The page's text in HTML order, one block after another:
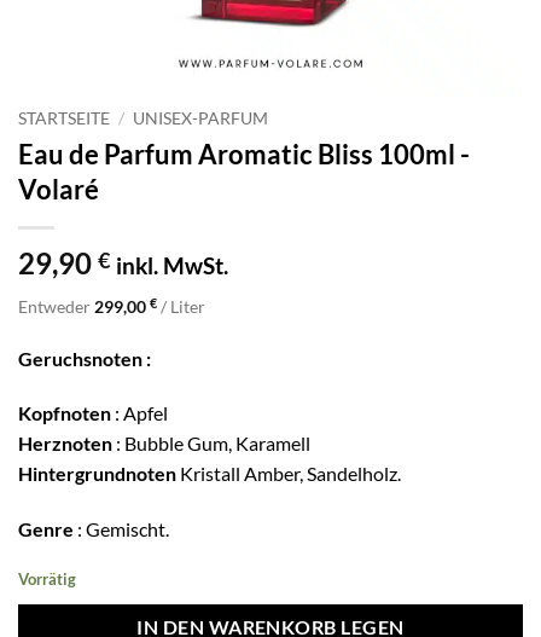
STARTSEITE / UNISEX-PARFUM
Eau de Parfum Aromatic Bliss 100ml -
Volaré
29,90 € inkl. MwSt.
Entweder 299,00 € / Liter
Geruchsnoten :
Kopfnoten : Apfel
Herznoten : Bubble Gum, Karamell
Hintergrundnoten Kristall Amber, Sandelholz.
Genre : Gemischt.
Vorrätig
IN DEN WARENKORB LEGEN